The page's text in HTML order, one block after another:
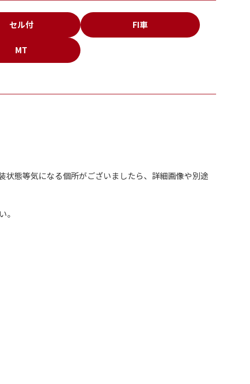
セル付 FI車
MT
態等気になる個所がございましたら、詳細画像や別途
。